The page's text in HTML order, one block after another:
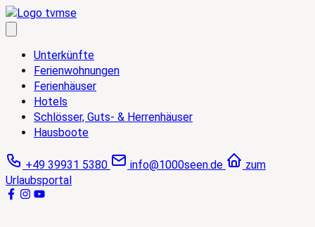
Zum
Inhalt
Unterkünfte
Ferienwohnungen
Ferienhäuser
Hotels
Schlösser, Guts- & Herrenhäuser
Hausboote
+49 39931 5380 info@1000seen.de
zum
Urlaubsportal